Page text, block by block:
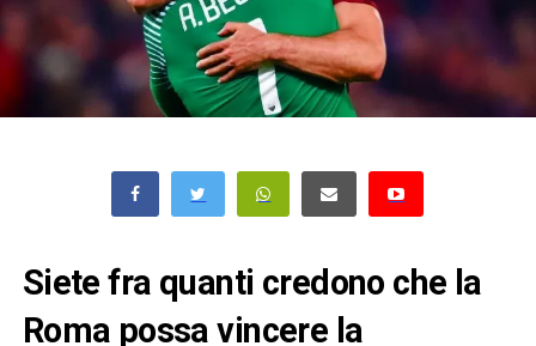
Siete fra quanti credono che la
Roma possa vincere la